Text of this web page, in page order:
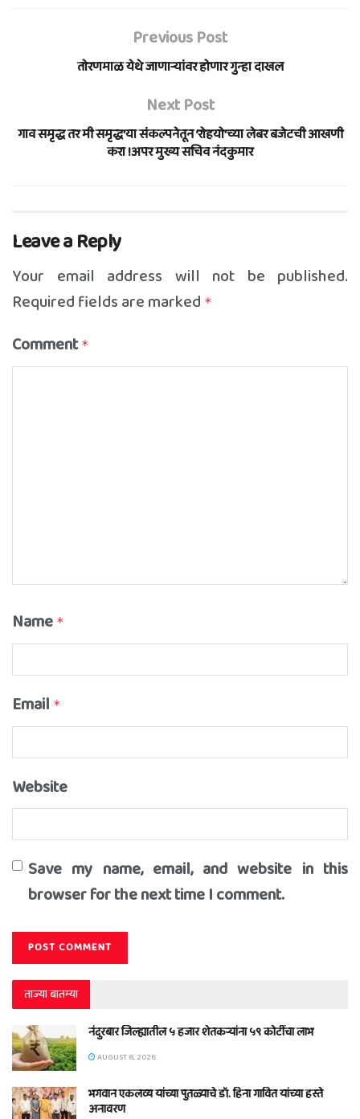
Previous Post
तोरणमाळ येथे जाणाऱ्यांवर होणार गुन्हा दाखल
Next Post
गाव समृद्ध तर मी समृद्ध’या संकल्पनेतून ‘रोहयो’च्या लेबर बजेटची आखणी
करा !अपर मुख्य सचिव नंदकुमार
Leave a Reply
Your email address will not be published.
Required fields are marked *
Comment *
Name *
Email *
Website
Save my name, email, and website in this
browser for the next time I comment.
ताज्या बातम्या
नंदुरबार जिल्ह्यातील ५ हजार शेतकऱ्यांना ५९ कोटींचा लाभ
AUGUST 8, 2026
भगवान एकलव्य यांच्या पुतळ्याचे डॉ. हिना गावित यांच्या हस्ते
अनावरण